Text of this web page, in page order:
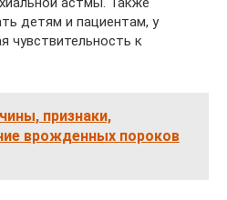
детям и пациентам, у
чувствительность к
признаки,
врожденных пороков